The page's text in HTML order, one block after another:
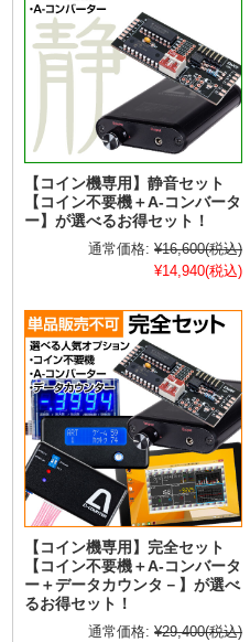
【コイン機専用】静音セット
【コイン不要機＋A-コンバータ
ー】が選べるお得セット！
通常価格: ¥16,600(税込)
¥14,940(税込)
【コイン機専用】完全セット
【コイン不要機＋A-コンバータ
ー＋データカウンタ－】が選べ
るお得セット！
通常価格: ¥29,400(税込)